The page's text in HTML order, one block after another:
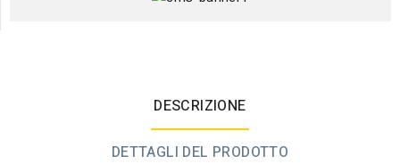
DESCRIZIONE
DETTAGLI DEL PRODOTTO